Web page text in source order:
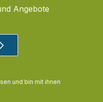
Angebote
und bin mit ihnen